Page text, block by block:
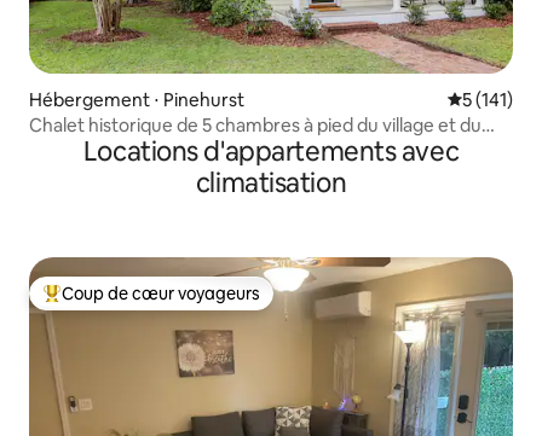
Hébergement ⋅ Pinehurst Évaluation
5 (141)
Chalet historique de 5 chambres à pied du village et du
Locations d'appartements avec
climatisation
Coups de cœur voyageurs les plus appréciés
Coup de cœur voyageurs